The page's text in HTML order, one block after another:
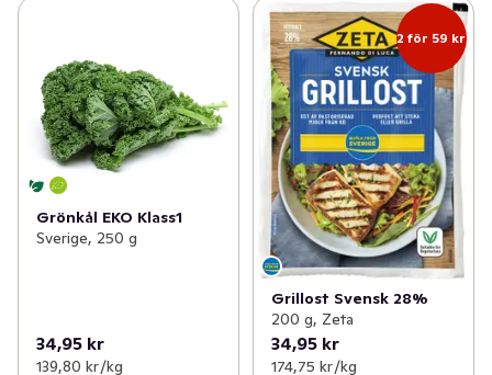
Grönkål EKO Klass1
Sverige, 250 g
34,95 kr
139,80 kr /kg
2 för 59 kr
Grillost Svensk 28%
200 g, Zeta
34,95 kr
174,75 kr /kg